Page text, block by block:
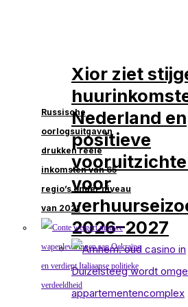
Russische
oorlogsuitgaven
drukken reële
inkomsten van 65
regio’s onder niveau
van 2021
Xior ziet
Nederland en
positieve
voor
2026–2027